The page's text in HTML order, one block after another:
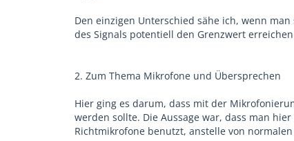
Den einzigen Unterschied sähe ich, wenn
des Signals potentiell den Grenzwert
2. Zum Thema Mikrofone und Übersprechen
Hier ging es darum, dass mit der
werden sollte. Die Aussage war, dass man
Richtmikrofone benutzt, anstelle von